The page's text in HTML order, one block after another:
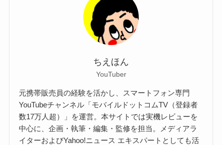
ちえほん
YouTuber
元携帯販売員の経験を活かし、スマートフォン専門
YouTubeチャンネル「モバイルドットコムTV（登録者
数17万人超）」を運営。本サイトでは実機レビューを
中心に、企画・執筆・編集・監修を担当。メディアラ
イターおよびYahoo!ニュース エキスパートとしても活